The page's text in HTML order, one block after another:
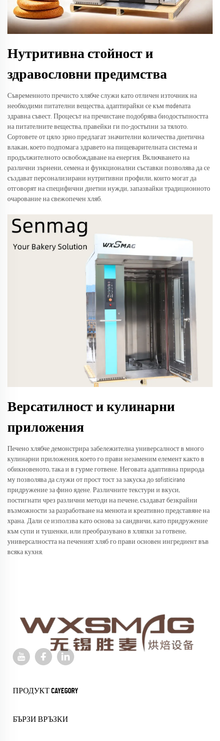
Нутритивна стойност и
здравословни предимства
Съвременното пречисто хлябче служи като отличен източник на
необходими питателни вещества, адаптирайки се към modenата
здравна съвест. Процесът на пречистане подобрява биодостъпността
на питателните вещества, правейки ги по-достъпни за тялото.
Сортовете от цяло зрно предлагат значителни количества диетична
влакан, което подпомага здравето на пищеварителната система и
продължителното освобождаване на енергия. Включването на
различни зърнени, семена и функционални съставки позволява да се
създават персонализирани нутритивни профили, които могат да
отговорят на специфични диетни нужди, запазвайки традиционното
очарование на свежопечен хляб.
Версатилност и кулинарни
приложения
Печено хлябче демонстрира забележителна универсалност в много
кулинарни приложения, което го прави незаменим елемент както в
обикновеното, така и в гурме готвене. Неговата адаптивна природа
му позволява да служи от прост тост за закуска до sofisticirano
придружение за фино ядене. Различните текстури и вкуси,
постигнати чрез различни методи на печене, създават безкрайни
възможности за разработване на менюта и креативно представяне на
храна. Дали се използва като основа за сандвичи, като придружение
към супи и тушенки, или преобразувано в хляпки за готвене,
универсалността на печеният хляб го прави основен ингредиент във
всяка кухня.
ПРОДУКТ CAYEGORY
БЪРЗИ ВРЪЗКИ